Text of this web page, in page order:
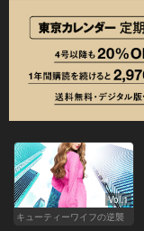
Vol.1
キューティーワイフの逆襲